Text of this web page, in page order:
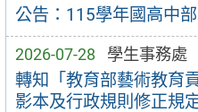
公告：115學年國高中
2026-07-28 學生事務處
轉知「教育部藝術教育
影本及行政規則修正規